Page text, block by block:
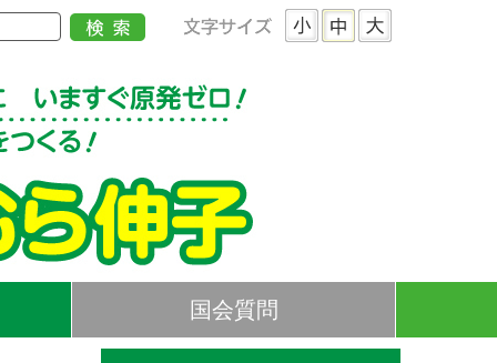
国会質問